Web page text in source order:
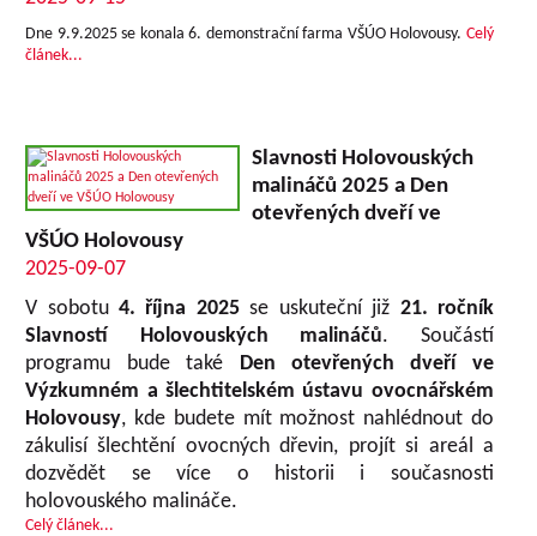
Dne 9.9.2025 se konala 6. demonstrační farma VŠÚO Holovousy. Celý
článek...
Slavnosti Holovouských
malináčů 2025 a Den
otevřených dveří ve
VŠÚO Holovousy
2025-09-07
V sobotu 4. října 2025se uskuteční již 21. ročník
Slavností Holovouských malináčů. Součástí
programu bude také Den otevřených dveří ve
Výzkumném a šlechtitelském ústavu ovocnářském
Holovousy, kde budete mít možnost nahlédnout do
zákulisí šlechtění ovocných dřevin, projít si areál a
dozvědět se více o historii i současnosti
holovouského malináče.
Celý článek...